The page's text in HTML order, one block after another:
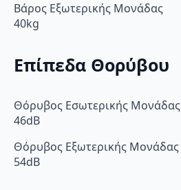
Βάρος Εξωτερικής Μονάδας
40kg
Επίπεδα Θορύβου
Θόρυβος Εσωτερικής Μονάδας
46dB
Θόρυβος Εξωτερικής Μονάδας
54dB